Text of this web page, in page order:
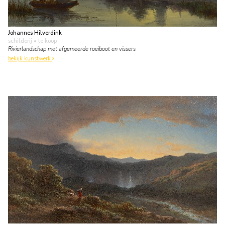
Johannes Hilverdink
schilderij • te koop
Rivierlandschap met afgemeerde roeiboot en vissers
bekijk kunstwerk